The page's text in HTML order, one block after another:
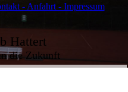
- Anfahrt - Impressum
Hattert
die Zukunft